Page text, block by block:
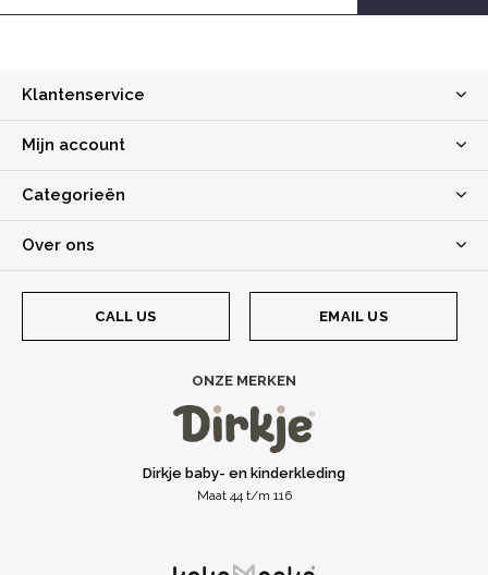
Klantenservice
Mijn account
Categorieën
Over ons
CALL US EMAIL US
ONZE MERKEN
Dirkje baby- en kinderkleding
Maat 44 t/m 116